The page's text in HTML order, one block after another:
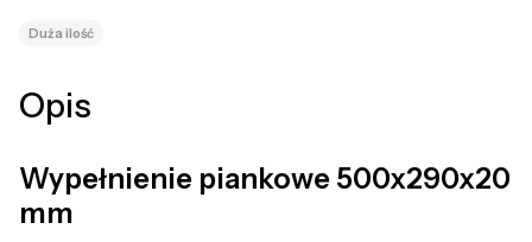
Duża ilość
Opis
Wypełnienie piankowe 500x290x20
mm